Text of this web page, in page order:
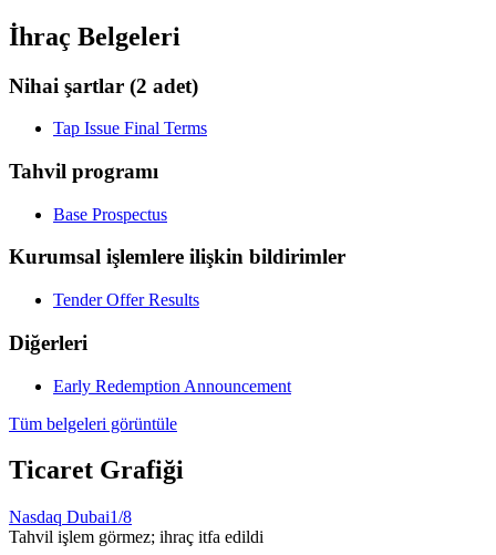
İhraç Belgeleri
Nihai şartlar (2 adet)
Tap Issue Final Terms
Tahvil programı
Base Prospectus
Kurumsal işlemlere ilişkin bildirimler
Tender Offer Results
Diğerleri
Early Redemption Announcement
Tüm belgeleri görüntüle
Ticaret Grafiği
Nasdaq Dubai1/8
Tahvil işlem görmez; ihraç itfa edildi